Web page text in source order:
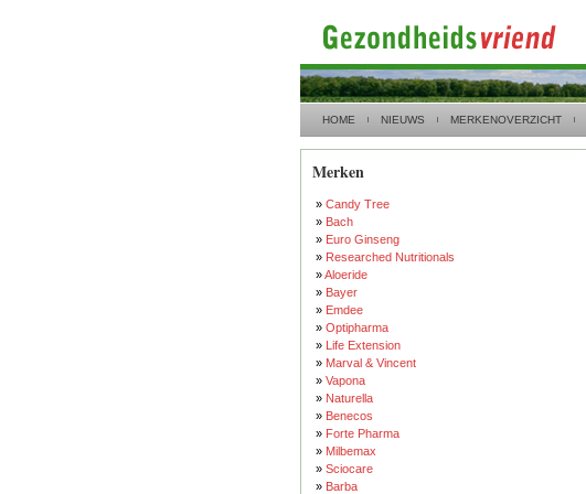
HOME NIEUWS MERKENOVERZICHT
Merken
» Candy Tree
» Bach
» Euro Ginseng
» Researched Nutritionals
»Aloeride
» Bayer
» Emdee
» Optipharma
» Life Extension
» Marval & Vincent
» Vapona
» Naturella
» Benecos
» Forte Pharma
» Milbemax
» Sciocare
» Barba